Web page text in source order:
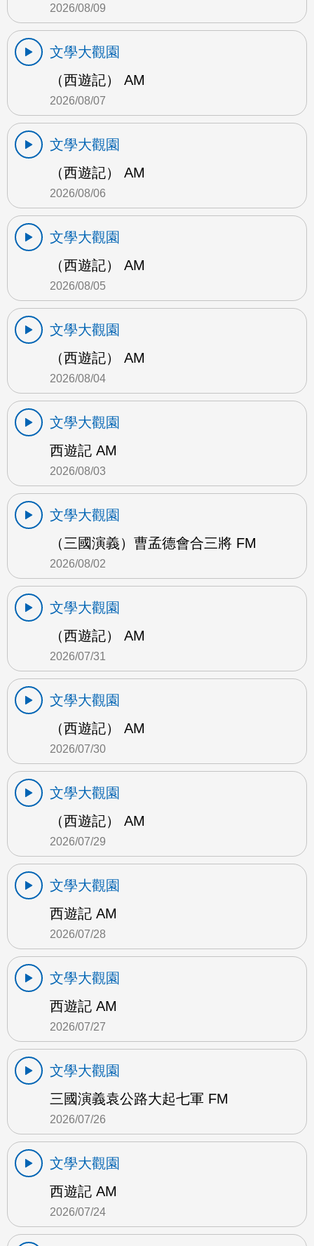
2026/08/09
文學大觀園
（西遊記） AM
2026/08/07
文學大觀園
（西遊記） AM
2026/08/06
文學大觀園
（西遊記） AM
2026/08/05
文學大觀園
（西遊記） AM
2026/08/04
文學大觀園
西遊記 AM
2026/08/03
文學大觀園
（三國演義）曹孟德會合三將 FM
2026/08/02
文學大觀園
（西遊記） AM
2026/07/31
文學大觀園
（西遊記） AM
2026/07/30
文學大觀園
（西遊記） AM
2026/07/29
文學大觀園
西遊記 AM
2026/07/28
文學大觀園
西遊記 AM
2026/07/27
文學大觀園
三國演義袁公路大起七軍 FM
2026/07/26
文學大觀園
西遊記 AM
2026/07/24